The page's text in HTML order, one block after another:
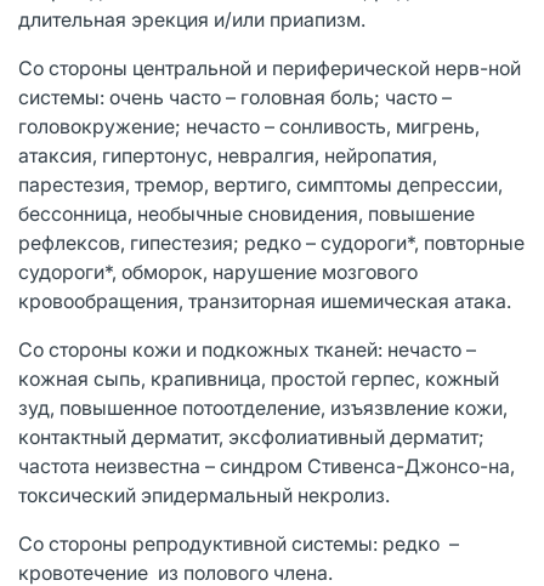
длительная эрекция и/или приапизм.
Со стороны центральной и периферической нерв-ной
системы: очень часто – головная боль; часто –
головокружение; нечасто – сонливость, мигрень,
атаксия, гипертонус, невралгия, нейропатия,
парестезия, тремор, вертиго, симптомы депрессии,
бессонница, необычные сновидения, повышение
рефлексов, гипестезия; редко – судороги*, повторные
судороги*, обморок, нарушение мозгового
кровообращения, транзиторная ишемическая атака.
Со стороны кожи и подкожных тканей: нечасто –
кожная сыпь, крапивница, простой герпес, кожный
зуд, повышенное потоотделение, изъязвление кожи,
контактный дерматит, эксфолиативный дерматит;
частота неизвестна – синдром Стивенса-Джонсо-на,
токсический эпидермальный некролиз.
Со стороны репродуктивной системы: редко –
кровотечение из полового члена.